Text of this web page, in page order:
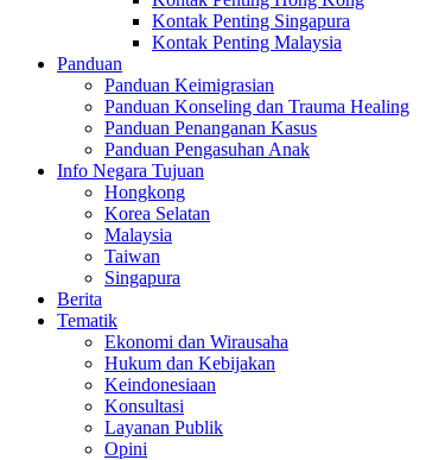
Kontak Penting Singapura
Kontak Penting Malaysia
Panduan
Panduan Keimigrasian
Panduan Konseling dan Trauma Healing
Panduan Penanganan Kasus
Panduan Pengasuhan Anak
Info Negara Tujuan
Hongkong
Korea Selatan
Malaysia
Taiwan
Singapura
Berita
Tematik
Ekonomi dan Wirausaha
Hukum dan Kebijakan
Keindonesiaan
Konsultasi
Layanan Publik
Opini